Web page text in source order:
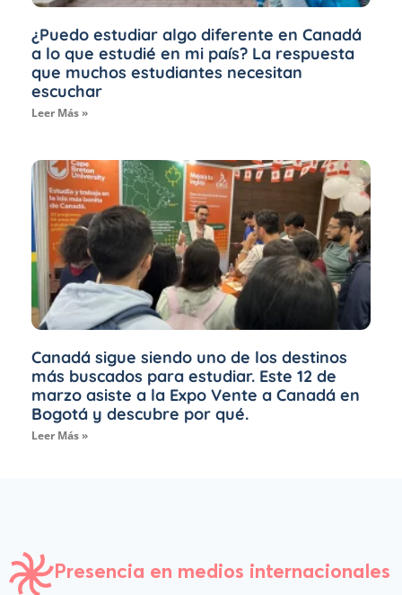
¿Puedo estudiar algo diferente en Canadá
a lo que estudié en mi país? La respuesta
que muchos estudiantes necesitan
escuchar
Leer Más »
Canadá sigue siendo uno de los destinos
más buscados para estudiar. Este 12 de
marzo asiste a la Expo Vente a Canadá en
Bogotá y descubre por qué.
Leer Más »
Presencia en medios internacionales